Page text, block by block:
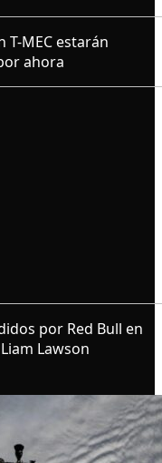
MEC estarán
ahora
por Red Bull en
Lawson